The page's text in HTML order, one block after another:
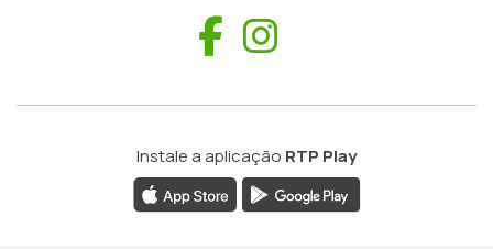
Facebook
Instale a aplicação RTP Play